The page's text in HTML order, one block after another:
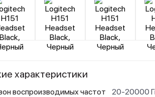
характеристики
воспроизводимых частот
20-20000